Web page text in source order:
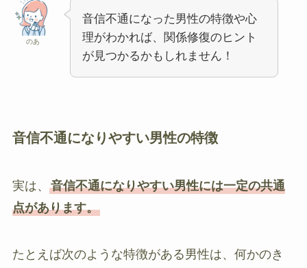
のあ
音信不通になった男性の特徴や心
理がわかれば、関係修復のヒント
が見つかるかもしれません！
音信不通になりやすい男性の特徴
実は、 音信不通になりやすい男性には一定の共通
点があります。
たとえば次のような特徴がある男性は、何かのき